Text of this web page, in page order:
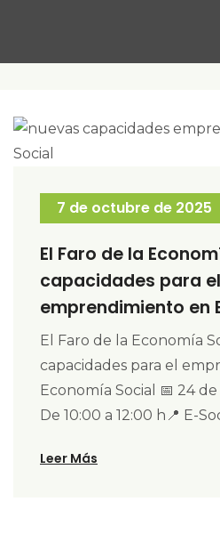
7 de octubre de 2025
El Faro de la
capacidades para el
emprendimiento en
El Faro de la Economía
capacidades para el
Economía Social 📅 24
De 10:00 a 12:00 h📍 E-
Leer Más